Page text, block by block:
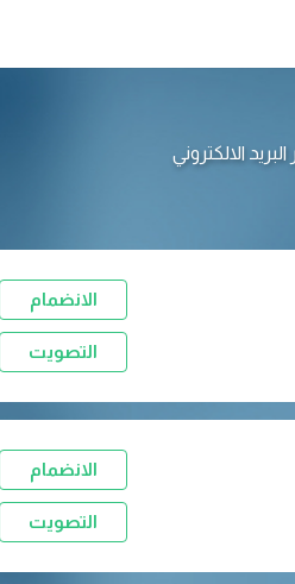
الانضمام
التصويت
الانضمام
التصويت